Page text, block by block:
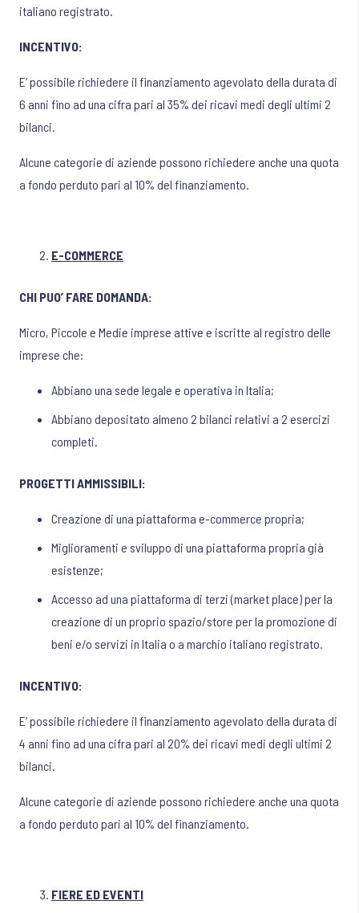
italiano registrato.
INCENTIVO:
E’ possibile richiedere il finanziamento agevolato della durata di
6 anni fino ad una cifra pari al 35% dei ricavi medi degli ultimi 2
bilanci.
Alcune categorie di aziende possono richiedere anche una quota
a fondo perduto pari al 10% del finanziamento.
E-COMMERCE
CHI PUO’ FARE DOMANDA:
Micro, Piccole e Medie imprese attive e iscritte al registro delle
imprese che:
Abbiano una sede legale e operativa in Italia;
Abbiano depositato almeno 2 bilanci relativi a 2 esercizi
completi.
PROGETTI AMMISSIBILI:
Creazione di una piattaforma e-commerce propria;
Miglioramenti e sviluppo di una piattaforma propria già
esistenze;
Accesso ad una piattaforma di terzi (market place) per la
creazione di un proprio spazio/store per la promozione di
beni e/o servizi in Italia o a marchio italiano registrato.
INCENTIVO:
E’ possibile richiedere il finanziamento agevolato della durata di
4 anni fino ad una cifra pari al 20% dei ricavi medi degli ultimi 2
bilanci.
Alcune categorie di aziende possono richiedere anche una quota
a fondo perduto pari al 10% del finanziamento.
FIERE ED EVENTI